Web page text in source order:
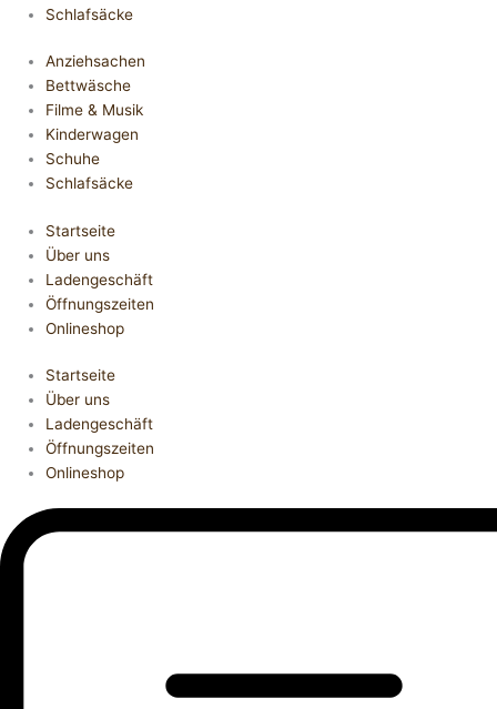
Schlafsäcke
Anziehsachen
Bettwäsche
Filme & Musik
Kinderwagen
Schuhe
Schlafsäcke
Startseite
Über uns
Ladengeschäft
Öffnungszeiten
Onlineshop
Startseite
Über uns
Ladengeschäft
Öffnungszeiten
Onlineshop